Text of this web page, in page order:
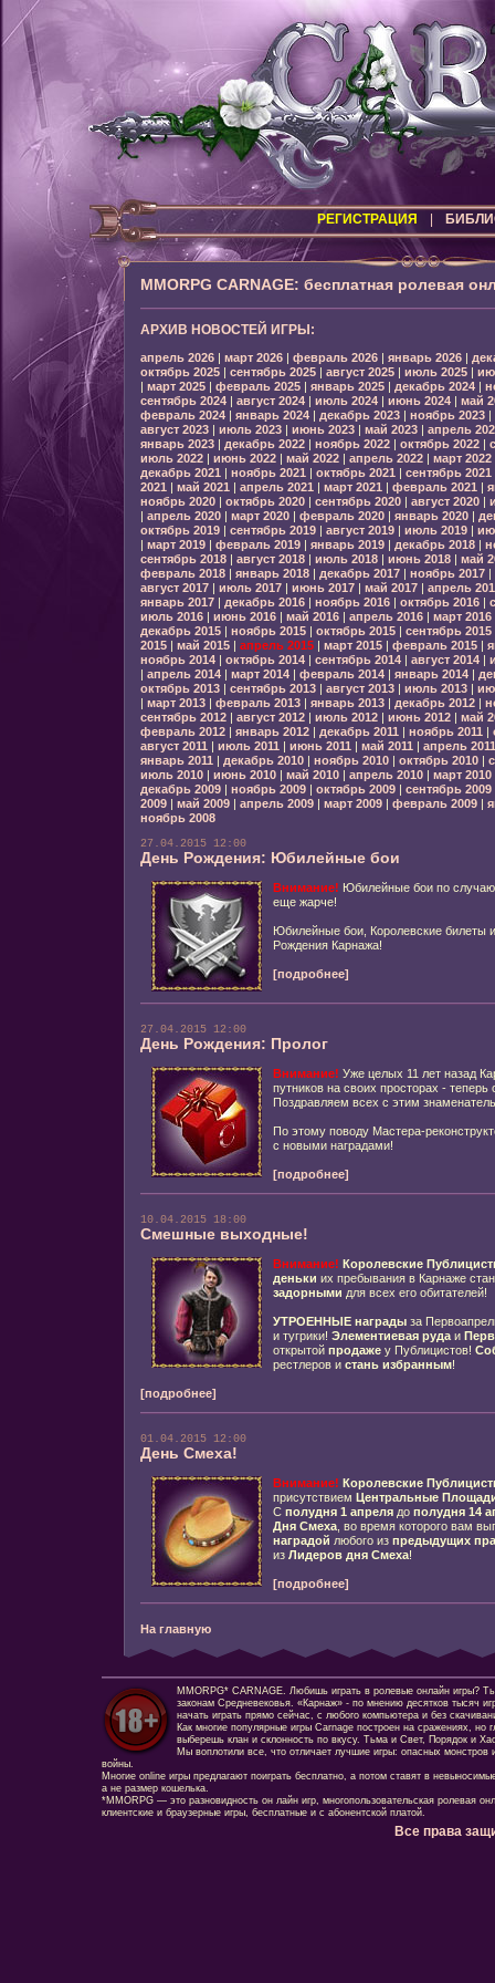
РЕГИСТРАЦИЯ
MMORPG CARNAGE: бесплатная ролевая
АРХИВ НОВОСТЕЙ ИГРЫ:
апрель 2026| март 2026| февраль 2026| январь 2026|
октябрь 2025| сентябрь 2025| август 2025| июль 2025|
| март 2025| февраль 2025| январь 2025| декабрь 2024|
сентябрь 2024| август 2024| июль 2024| июнь 2024| май
февраль 2024| январь 2024| декабрь 2023| ноябрь 2023|
август 2023| июль 2023| июнь 2023| май 2023| апрель
январь 2023| декабрь 2022| ноябрь 2022| октябрь 2022|
июль 2022| июнь 2022| май 2022| апрель 2022| март 2022
декабрь 2021 | ноябрь 2021 | октябрь 2021 | сентябрь 2021
2021 | май 2021 | апрель 2021 | март 2021 | февраль 2021 |
ноябрь 2020| октябрь 2020| сентябрь 2020| август 2020|
| апрель 2020| март 2020| февраль 2020| январь 2020|
октябрь 2019| сентябрь 2019| август 2019| июль 2019|
| март 2019| февраль 2019| январь 2019| декабрь 2018|
сентябрь 2018| август 2018| июль 2018| июнь 2018| май
февраль 2018| январь 2018| декабрь 2017| ноябрь 2017|
август 2017| июль 2017| июнь 2017| май 2017| апрель
январь 2017| декабрь 2016| ноябрь 2016| октябрь 2016|
июль 2016| июнь 2016| май 2016| апрель 2016| март 2016
декабрь 2015| ноябрь 2015| октябрь 2015| сентябрь 2015
2015| май 2015| апрель 2015| март 2015| февраль 2015|
ноябрь 2014| октябрь 2014| сентябрь 2014| август 2014|
| апрель 2014| март 2014| февраль 2014| январь 2014|
октябрь 2013| сентябрь 2013| август 2013| июль 2013|
| март 2013| февраль 2013| январь 2013| декабрь 2012|
сентябрь 2012| август 2012| июль 2012| июнь 2012| май
февраль 2012| январь 2012| декабрь 2011 | ноябрь 2011 |
август 2011 | июль 2011 | июнь 2011 | май 2011 | апрель 2011
январь 2011 | декабрь 2010| ноябрь 2010| октябрь 2010|
июль 2010| июнь 2010| май 2010| апрель 2010| март 2010
декабрь 2009| ноябрь 2009| октябрь 2009| сентябрь 2009
2009| май 2009| апрель 2009| март 2009| февраль 2009|
ноябрь 2008
27.04.2015 12:00
День Рождения: Юбилейные бои
Внимание! Юбилейные бои по
еще жарче!
Юбилейные бои, Королевские билеты
Рождения Карнажа!
[подробнее]
27.04.2015 12:00
День Рождения: Пролог
Внимание! Уже целых 11 лет назад
путников на своих просторах -
Поздравляем всех с этим
По этому поводу Мастера-
с новыми наградами!
[подробнее]
10.04.2015 18:00
Смешные выходные!
Внимание! Королевские
деньки их пребывания в Карнаже
задорными для всех его обитателей!
УТРОЕННЫЕ наградыза
и тугрики! Элементиевая рудаи
открытой продажеу Публицистов!
рестлеров и стань избранным!
[подробнее]
01.04.2015 12:00
День Смеха!
Внимание! Королевские
присутствием Центральные
Сполудня 1 апрелядо полудня 14
Дня Смеха, во время которого вам
наградой любого из предыдущих
из Лидеров дня Смеха!
[подробнее]
На главную
MMORPG* CARNAGE. Любишь играть в ролевые онлайн игры?
законам Средневековья. «Карнаж» - по мнению десятков тысяч
начать играть прямо сейчас, с любого компьютера и без
Как многие популярные игры Carnage построен на сражениях, но
выберешь клан и склонность по вкусу. Тьма и Свет, Порядок и
Мы воплотили все, что отличает лучшие игры: опасных монстров
войны.
Многие online игры предлагают поиграть бесплатно, а потом ставят в
а не размер кошелька.
*MMORPG — это разновидность он лайн игр, многопользовательская ролевая
клиентские и браузерные игры, бесплатные и с абонентской платой.
Все права